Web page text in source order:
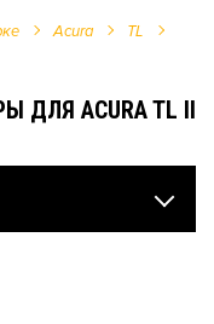
Acura
TL
ДЛЯ ACURA TL II